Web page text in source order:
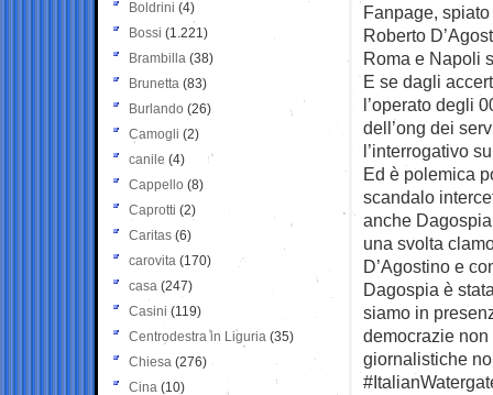
Fanpage,
Roberto
Roma e Napoli
E se dagli
l’operato degli
dell’ong dei
l’interrogativo
Ed è polemica
scandalo
anche
una svolta
D’Agostino e
Dagospia è
siamo in
democrazie
giornalistiche
Boldrini (4)
Bossi (1.221)
Brambilla (38)
Brunetta (83)
Burlando (26)
Camogli (2)
canile (4)
Cappello (8)
Caprotti (2)
Caritas (6)
carovita (170)
casa (247)
Casini (119)
Centrodestra in Liguria (35)
Chiesa (276)
Cina (10)